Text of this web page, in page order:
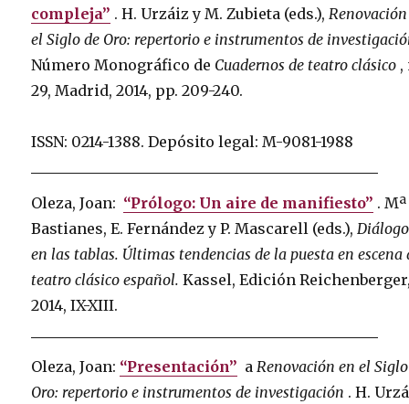
compleja” .H. Urzáiz y M. Zubieta (eds.),
el Siglo de Oro: repertorio e instrumentos de
Número Monográfico de Cuadernos de teatro clásico ,
29, Madrid, 2014, pp. 209-240.
ISSN: 0214-1388.Depósito legal: M-9081-1988
Oleza, Joan: “Prólogo: Un aire de manifiesto” . Mª
Bastianes, E. Fernández y P. Mascarell (eds.),
en las tablas. Últimas tendencias de la puesta en escena
teatro clásico español.Kassel, Edición
2014, IX-XIII.
Oleza, Joan: “Presentación” aRenovación en el
Oro: repertorio e instrumentos de investigación .H.